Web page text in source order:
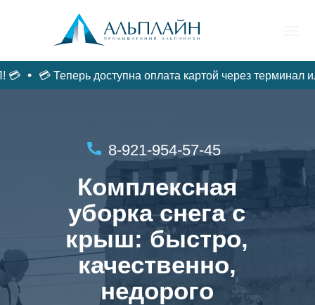
ГЛАВНАЯ ДЕРЕВЬЯ/ВАЛКА
ФАСАДЫ /
РЕМОНТ
💳 Теперь доступна оплата картой через терминал
Комплексная
уборка снега с
крыш: быстро,
качественно,
недорого
8-921-954-57-45